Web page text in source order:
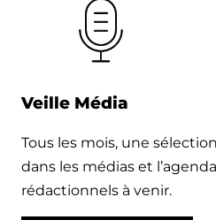
Veille Média
Tous les mois, une
dans les médias et
rédactionnels à venir.